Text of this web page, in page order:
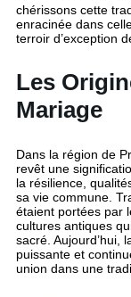
chérissons cette
enracinée dans
terroir d’exception
Les
Mariage
Dans la région de
revêt une
la résilience,
sa vie commune.
étaient portées par
cultures antiques
sacré. Aujourd’hui,
puissante et
union dans une